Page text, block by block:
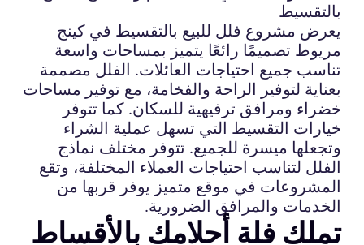
بالتقسيط
يعرض مشروع فلل للبيع بالتقسيط في كينج
مريوط تصميمًا رائعًا يتميز بمساحات واسعة
تناسب جميع احتياجات العائلات. الفلل مصممة
بعناية لتوفير الراحة والفخامة، مع توفير مساحات
خضراء ومرافق ترفيهية للسكان. كما تتوفر
خيارات التقسيط التي تسهل عملية الشراء
وتجعلها ميسرة للجميع. تتوفر مختلف نماذج
الفلل لتناسب احتياجات العملاء المختلفة، وتقع
المشروعات في موقع متميز يوفر قربها من
الخدمات والمرافق الضرورية.
تملك فلة أحلامك بالأقساط